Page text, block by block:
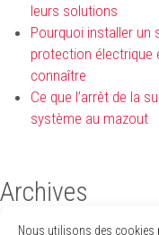
Nous utilisons des cookies
leurs solutions
Pourquoi installer un
protection électrique
connaître
Ce que l’arrêt de la
système au mazout
Archives
avril 2026